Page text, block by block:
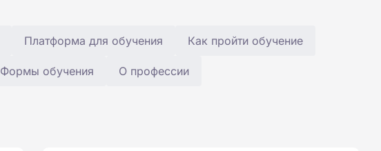
Платформа для обучения Как пройти обучение
Формы обучения О профессии